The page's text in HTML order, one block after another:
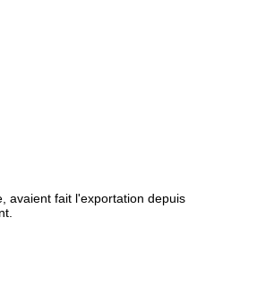
avaient fait l'exportation depuis